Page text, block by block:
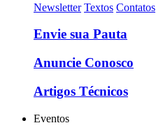
Newsletter Textos Contatos
Envie sua Pauta
Anuncie Conosco
Artigos Técnicos
Eventos